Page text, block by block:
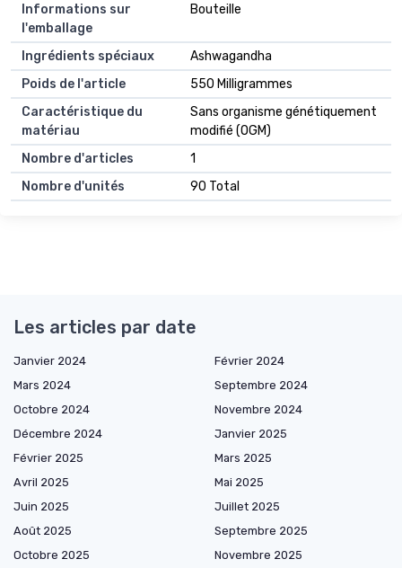
Informations sur
l'emballage
Bouteille
Ingrédients spéciaux
Ashwagandha
Poids de l'article
550 Milligrammes
Caractéristique du
matériau
Sans organisme génétiquement
modifié (OGM)
Nombre d'articles
1
Nombre d'unités
90 Total
Les articles par date
Janvier 2024
Février 2024
Mars 2024
Septembre 2024
Octobre 2024
Novembre 2024
Décembre 2024
Janvier 2025
Février 2025
Mars 2025
Avril 2025
Mai 2025
Juin 2025
Juillet 2025
Août 2025
Septembre 2025
Octobre 2025
Novembre 2025